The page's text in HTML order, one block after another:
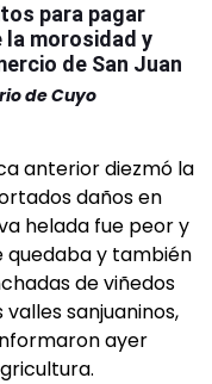
para pagar
morosidad y
de San Juan
de Cuyo
anterior diezmó la
daños en
helada fue peor y
quedaba y también
de viñedos
sanjuaninos,
ayer